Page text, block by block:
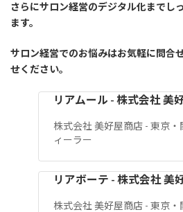
さらにサロン経営のデジタル化までし
ます。
サロン経営でのお悩みはお気軽に問合
せください。
リアムール - 株式会社 美
株式会社 美好屋商店 - 東京
ィーラー
リアボーテ - 株式会社 美
株式会社 美好屋商店 - 東京